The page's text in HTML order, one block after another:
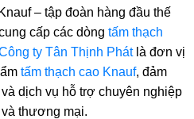
– tập đoàn hàng đầu thế
cấp các dòng tấm thạch
ty Tân Thịnh Phát là đơn vị
tấm thạch cao Knauf, đảm
dịch vụ hỗ trợ chuyên nghiệp
thương mại.